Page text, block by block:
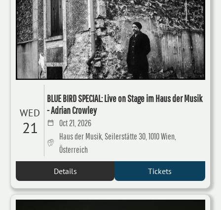
WED
21
BLUE BIRD SPECIAL: Live on Stage im Haus der Musik
- Adrian Crowley
Oct 21, 2026
Haus der Musik, Seilerstätte 30, 1010 Wien,
Österreich
Details Tickets